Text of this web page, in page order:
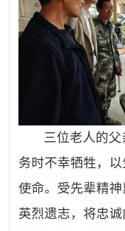
三位老人的
务时不幸牺牲，
使命。受先辈精
英烈遗志，将忠